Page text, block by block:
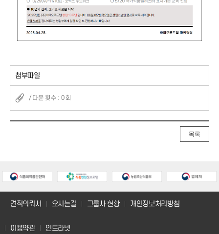
첨부파일
/ 다운 횟수 : 0 회
목록
견적의뢰서 오시는길 그룹사 현황 개인정보처리방침
이용약관 인트라넷